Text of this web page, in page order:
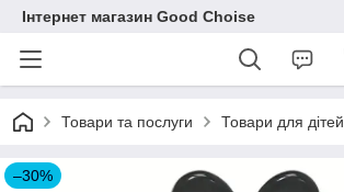
Інтернет магазин Good Choise
Товари та послуги Товари для дітей
–30%